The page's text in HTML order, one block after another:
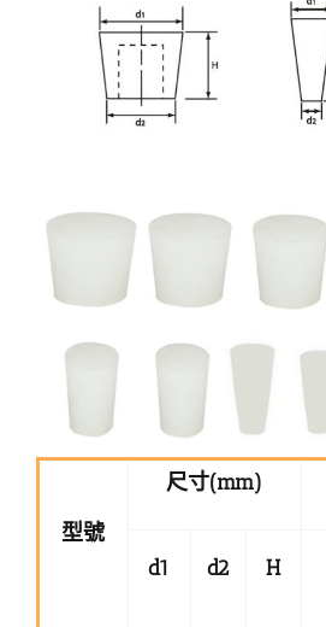
型號
尺寸(mm)
d1 d2 H